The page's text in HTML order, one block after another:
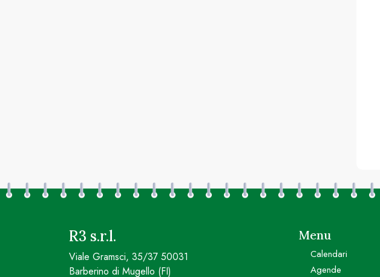
R3 s.r.l.
Viale Gramsci, 35/37 50031
Barberino di Mugello (FI)
Menu
Calendari
Agende